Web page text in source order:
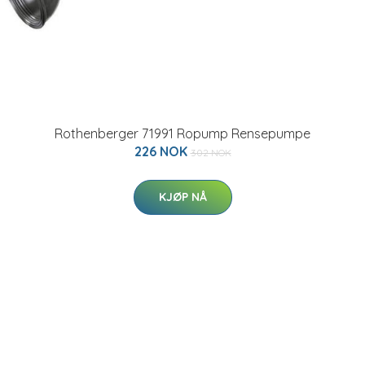
Rothenberger 71991 Ropump Rensepumpe
226 NOK 302 NOK
KJØP NÅ